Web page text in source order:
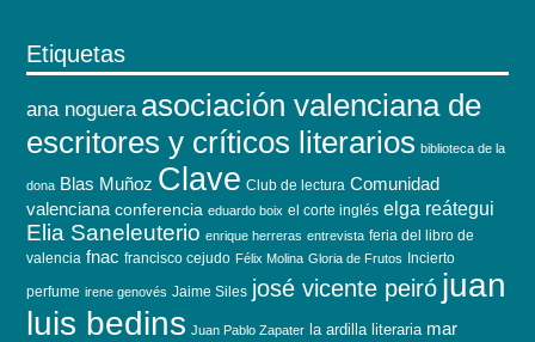
Etiquetas
ana noguera asociación valenciana de
escritores y críticos literarios biblioteca de la
dona Blas Muñoz Clave Club de lectura Comunidad
valenciana conferencia eduardo boix el corte inglés elga reátegui
Elia Saneleuterio enrique herreras entrevista feria del libro de
valencia fnac francisco cejudo Félix Molina Gloria de Frutos
Incierto
perfume irene genovés Jaime Siles josé vicente peiró juan
luis bedins Juan Pablo Zapater la ardilla literaria mar